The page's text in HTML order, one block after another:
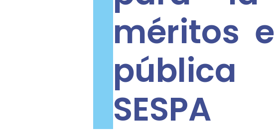
méritos
SESPA